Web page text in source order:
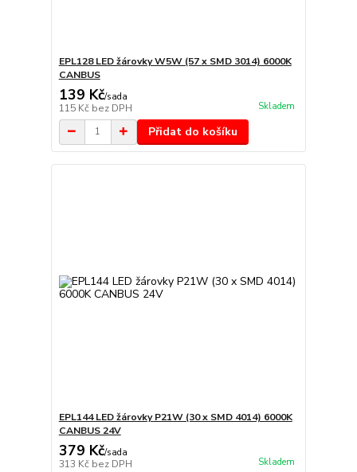
EPL128 LED žárovky W5W (57 x SMD 3014) 6000K
CANBUS
139 Kč/sada
115 Kč bez DPH Skladem
Přidat do košíku
EPL144 LED žárovky P21W (30 x SMD 4014) 6000K
CANBUS 24V
379 Kč/sada
313 Kč bez DPH Skladem